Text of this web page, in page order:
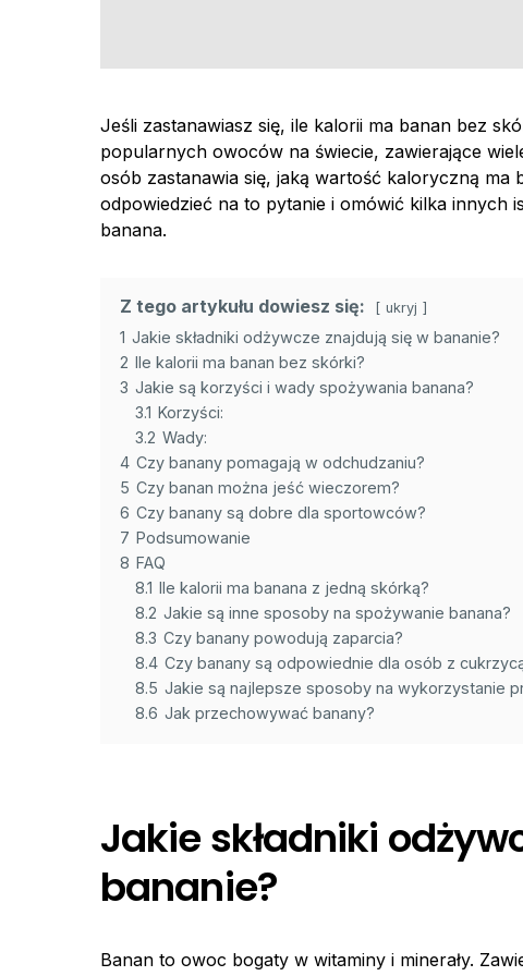
Jeśli zastanawiasz się, ile kalorii ma banan bez
popularnych owoców na świecie, zawierające
osób zastanawia się, jaką wartość kaloryczną
odpowiedzieć na to pytanie i omówić kilka
banana.
Z tego artykułu dowiesz się: ukryj
1 Jakie składniki odżywcze znajdują się w bananie?
2 Ile kalorii ma banan bez skórki?
3 Jakie są korzyści i wady spożywania banana?
3.1 Korzyści:
3.2 Wady:
4 Czy banany pomagają w odchudzaniu?
5 Czy banan można jeść wieczorem?
6 Czy banany są dobre dla sportowców?
7 Podsumowanie
8 FAQ
8.1 Ile kalorii ma banana z jedną skórką?
8.2 Jakie są inne sposoby na spożywanie banana?
8.3 Czy banany powodują zaparcia?
8.4 Czy banany są odpowiednie dla osób z
8.5 Jakie są najlepsze sposoby na wykorzystanie
8.6 Jak przechowywać banany?
Jakie składniki
bananie?
Banan to owoc bogaty w witaminy i minerały.